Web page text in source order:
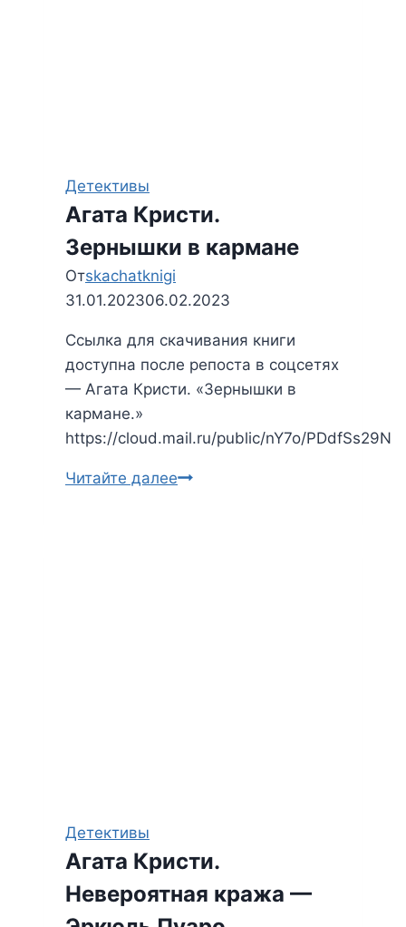
Детективы
Агата Кристи.
Зернышки в кармане
Отskachatknigi
31.01.202306.02.2023
Ссылка для скачивания книги
доступна после репоста в соцсетях
— Агата Кристи. «Зернышки в
кармане.»
https://cloud.mail.ru/public/nY7o/PDdfSs29N
Читайте далееАгата
Детективы
Агата Кристи.
Невероятная кража —